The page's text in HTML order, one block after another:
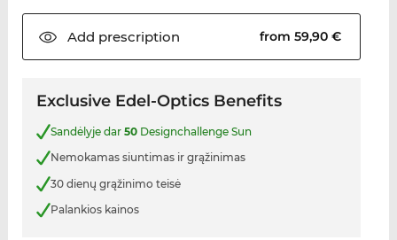
Add prescription from 59,90 €
Exclusive Edel-Optics Benefits
Sandėlyje dar 50Designchallenge Sun
Nemokamas siuntimas ir grąžinimas
30 dienų grąžinimo teisė
Palankios kainos